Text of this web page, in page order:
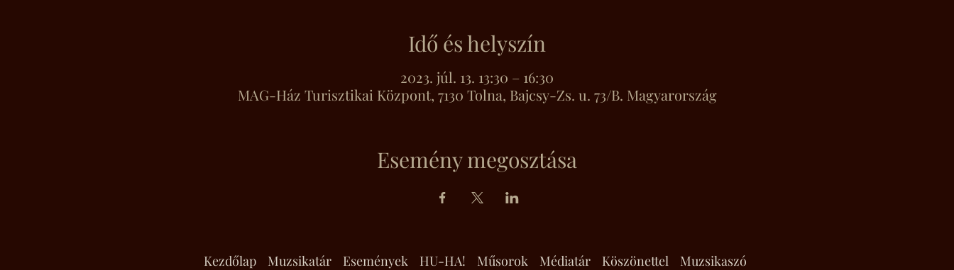
Idő és helyszín
2023. júl. 13. 13:30 – 16:30
MAG-Ház Turisztikai Központ, 7130 Tolna, Bajcsy-Zs. u. 73/B. Magyarország
Esemény megosztása
Kezdőlap Muzsikatár Események HU-HA! Műsorok Médiatár Köszönettel Muzsikaszó